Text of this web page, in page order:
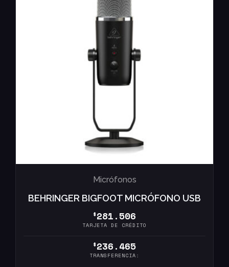
Micrófonos
BEHRINGER BIGFOOT MICRÓFONO USB
$281.506
TARJETA DE CRÉDITO
$236.465
TRANSFERENCIA: